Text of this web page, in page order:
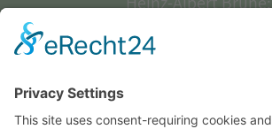
Facharzt für Innere Medizin,
Proktologie, Taucharzt,